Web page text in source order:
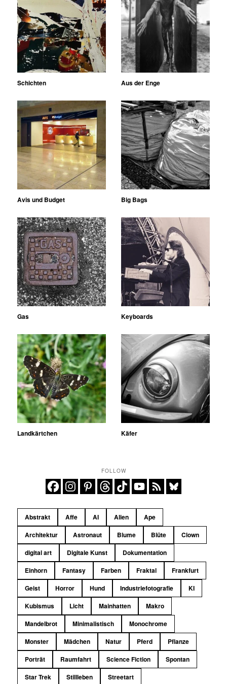
Schichten Aus der Enge
Avis und Budget Big Bags
Gas Keyboards
Landkärtchen Käfer
FOLLOW
Abstrakt Affe AI Alien
Ape
Architektur
Astronaut Blume Blüte
Clown
digital art
Digitale Kunst
Dokumentation
Einhorn
Fantasy Farben Fraktal
Frankfurt
Geist
Horror Hund Industriefotografie
KI
Kubismus
Licht Mainhatten
Makro
Mandelbrot
Minimalistisch
Monochrome
Monster
Mädchen Natur Pferd
Pflanze
Porträt
Raumfahrt Science Fiction
Spontan
Star Trek
Stillleben Streetart